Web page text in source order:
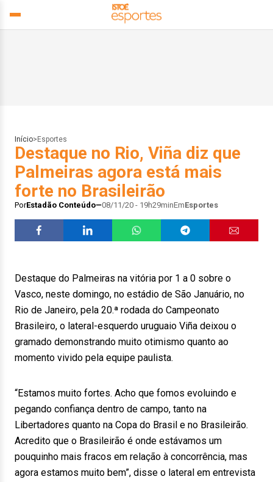
Início> Esportes
Destaque no Rio, Viña diz que
Palmeiras agora está mais
forte no Brasileirão
PorEstadão Conteúdo 08/11/20 - 19h29minEmEsportes
Destaque do Palmeiras na vitória por 1 a 0 sobre o
Vasco, neste domingo, no estádio de São Januário, no
Rio de Janeiro, pela 20.ª rodada do Campeonato
Brasileiro, o lateral-esquerdo uruguaio Viña deixou o
gramado demonstrando muito otimismo quanto ao
momento vivido pela equipe paulista.
“Estamos muito fortes. Acho que fomos evoluindo e
pegando confiança dentro de campo, tanto na
Libertadores quanto na Copa do Brasil e no Brasileirão.
Acredito que o Brasileirão é onde estávamos um
pouquinho mais fracos em relação à concorrência, mas
agora estamos muito bem”, disse o lateral em entrevista